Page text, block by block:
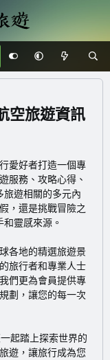
空旅遊資訊
愛好者打造一個專
服務、攻略心得、
旅遊相關的多元內
，還是挑戰冒險之
靈感來源。
各地的精選旅遊景
旅行者和專業人士
們更為會員提供專
劃，讓您的每一次
起踏上探索世界的
遊，讓旅行成為您